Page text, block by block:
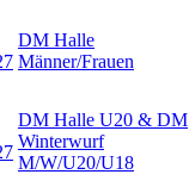
DM Halle
Männer/Frauen
DM Halle U20 & DM
Winterwurf
M/W/U20/U18